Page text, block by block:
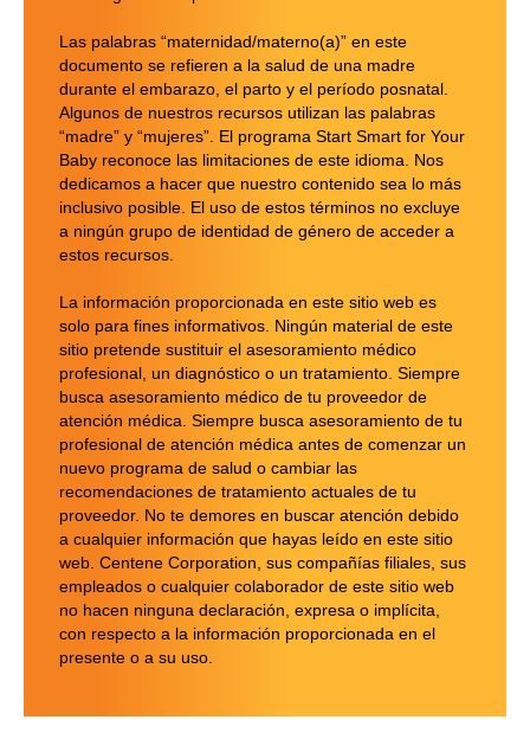
Las palabras “maternidad/materno(a)” en este
documento se refieren a la salud de una madre
durante el embarazo, el parto y el período posnatal.
Algunos de nuestros recursos utilizan las palabras
“madre” y “mujeres”. El programa Start Smart for Your
Baby reconoce las limitaciones de este idioma. Nos
dedicamos a hacer que nuestro contenido sea lo más
inclusivo posible. El uso de estos términos no excluye
a ningún grupo de identidad de género de acceder a
estos recursos.
La información proporcionada en este sitio web es
solo para fines informativos. Ningún material de este
sitio pretende sustituir el asesoramiento médico
profesional, un diagnóstico o un tratamiento. Siempre
busca asesoramiento médico de tu proveedor de
atención médica. Siempre busca asesoramiento de tu
profesional de atención médica antes de comenzar un
nuevo programa de salud o cambiar las
recomendaciones de tratamiento actuales de tu
proveedor. No te demores en buscar atención debido
a cualquier información que hayas leído en este sitio
web. Centene Corporation, sus compañías filiales, sus
empleados o cualquier colaborador de este sitio web
no hacen ninguna declaración, expresa o implícita,
con respecto a la información proporcionada en el
presente o a su uso.